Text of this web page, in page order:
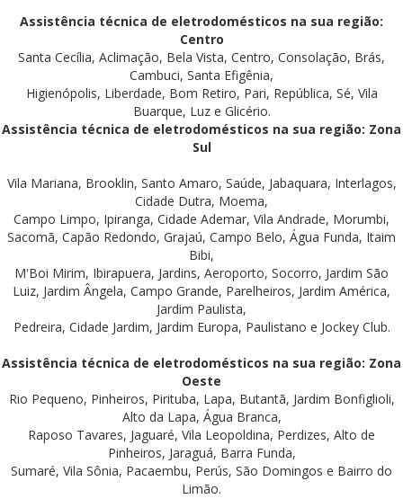
Assistência técnica de eletrodomésticos na sua região:
Centro
Santa Cecília, Aclimação, Bela Vista, Centro, Consolação, Brás,
Cambuci, Santa Efigênia,
Higienópolis, Liberdade, Bom Retiro, Pari, República, Sé, Vila
Buarque, Luz e Glicério.
Assistência técnica de eletrodomésticos na sua região: Zona
Sul
Vila Mariana, Brooklin, Santo Amaro, Saúde, Jabaquara, Interlagos,
Cidade Dutra, Moema,
Campo Limpo, Ipiranga, Cidade Ademar, Vila Andrade, Morumbi,
Sacomã, Capão Redondo, Grajaú, Campo Belo, Água Funda, Itaim
Bibi,
M'Boi Mirim, Ibirapuera, Jardins, Aeroporto, Socorro, Jardim São
Luiz, Jardim Ângela, Campo Grande, Parelheiros, Jardim América,
Jardim Paulista,
Pedreira, Cidade Jardim, Jardim Europa, Paulistano e Jockey Club.
Assistência técnica de eletrodomésticos na sua região: Zona
Oeste
Rio Pequeno, Pinheiros, Pirituba, Lapa, Butantã, Jardim Bonfiglioli,
Alto da Lapa, Água Branca,
Raposo Tavares, Jaguaré, Vila Leopoldina, Perdizes, Alto de
Pinheiros, Jaraguá, Barra Funda,
Sumaré, Vila Sônia, Pacaembu, Perús, São Domingos e Bairro do
Limão.